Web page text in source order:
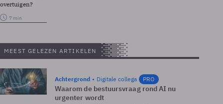
overtuigen?
7 min
MEEST GELEZEN ARTIKELEN
Achtergrond Digitale collega PRO
Waarom de bestuursvraag rond AI nu
urgenter wordt